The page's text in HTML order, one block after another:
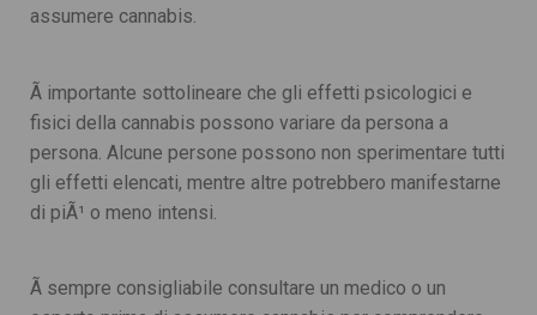
assumere cannabis.
Ã importante sottolineare che gli effetti psicologici e
fisici della cannabis possono variare da persona a
persona. Alcune persone possono non sperimentare tutti
gli effetti elencati, mentre altre potrebbero manifestarne
di piÃ¹ o meno intensi.
Ã sempre consigliabile consultare un medico o un